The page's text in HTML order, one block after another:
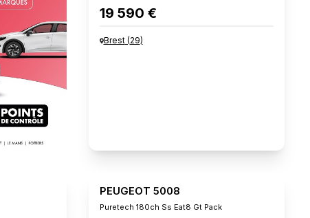
19 590 €
Brest(29)
PEUGEOT 5008
Puretech 180ch Ss Eat8 Gt Pack